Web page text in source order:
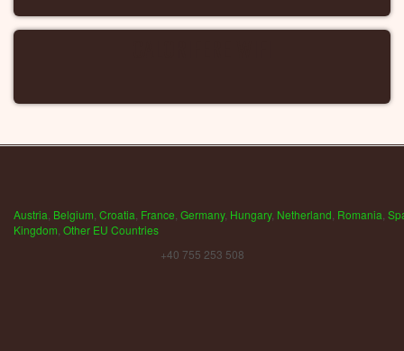
Austria Belgium Croatia France Germany, Hungary, Netherland Romania
Kingdom Other EU Countries
+40 755 253 508